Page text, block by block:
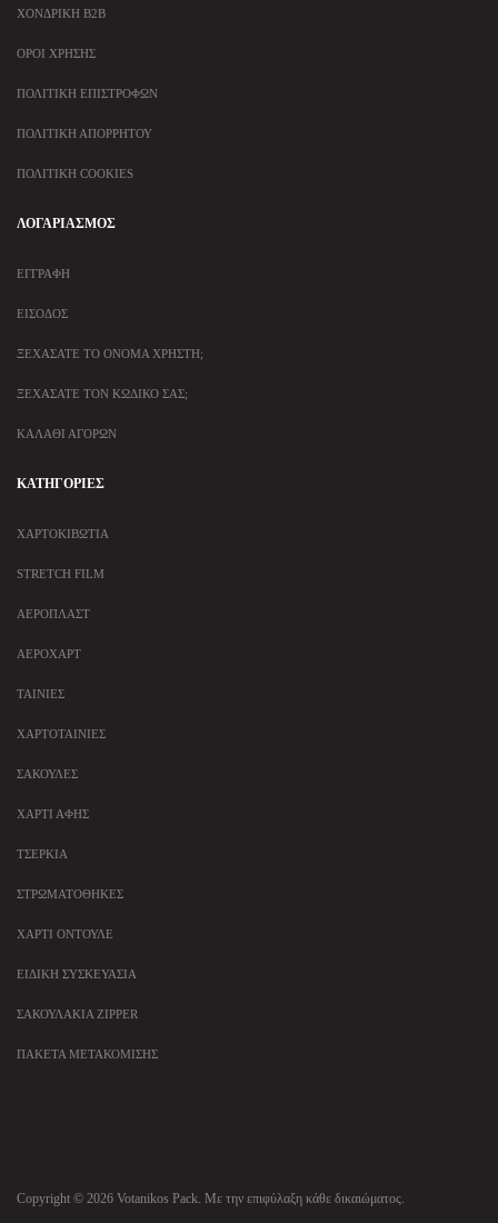
ΧΟΝΔΡΙΚΉ B2B
ΌΡΟΙ ΧΡΉΣΗΣ
ΠΟΛΙΤΙΚΉ ΕΠΙΣΤΡΟΦΏΝ
ΠΟΛΙΤΙΚΉ ΑΠΟΡΡΉΤΟΥ
ΠΟΛΙΤΙΚΉ COOKIES
ΛΟΓΑΡΙΑΣΜΌΣ
ΕΓΓΡΑΦΉ
ΕΊΣΟΔΟΣ
ΞΕΧΆΣΑΤΕ ΤΟ ΌΝΟΜΑ ΧΡΉΣΤΗ;
ΞΕΧΆΣΑΤΕ ΤΟΝ ΚΩΔΙΚΌ ΣΑΣ;
ΚΑΛΆΘΙ ΑΓΟΡΏΝ
ΚΑΤΗΓΟΡΊΕΣ
ΧΑΡΤΟΚΙΒΏΤΙΑ
STRETCH FILM
ΑΕΡΟΠΛΆΣΤ
ΑΕΡΟΧΆΡΤ
ΤΑΙΝΊΕΣ
ΧΑΡΤΟΤΑΙΝΊΕΣ
ΣΑΚΟΎΛΕΣ
ΧΑΡΤΊ ΑΦΉΣ
ΤΣΈΡΚΙΑ
ΣΤΡΩΜΑΤΟΘΉΚΕΣ
ΧΑΡΤΊ ΟΝΤΟΥΛΈ
ΕΙΔΙΚΉ ΣΥΣΚΕΥΑΣΊΑ
ΣΑΚΟΥΛΆΚΙΑ ZIPPER
ΠΑΚΈΤΑ ΜΕΤΑΚΌΜΙΣΗΣ
Copyright © 2026 Votanikos Pack. Με την επιφύλαξη κάθε δικαιώματος.